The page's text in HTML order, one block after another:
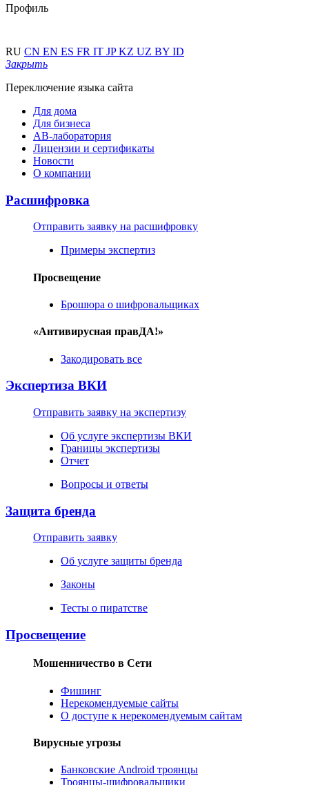
Профиль
RU CN EN ES FR IT JPKZ UZ BY ID
Закрыть
Переключение языка сайта
Для дома
Для бизнеса
АВ-лаборатория
Лицензии и сертификаты
Новости
О компании
Расшифровка
Отправить заявку на расшифровку
Примеры экспертиз
Просвещение
Брошюра о шифровальщиках
«Антивирусная правДА!»
Закодировать все
Экспертиза ВКИ
Отправить заявку на экспертизу
Об услуге экспертизы ВКИ
Границы экспертизы
Отчет
Вопросы и ответы
Защита бренда
Отправить заявку
Об услуге защиты бренда
Законы
Тесты о пиратстве
Просвещение
Мошенничество в Сети
Фишинг
Нерекомендуемые сайты
О доступе к нерекомендуемым сайтам
Вирусные угрозы
Банковские Android троянцы
Троянцы-шифровальщики